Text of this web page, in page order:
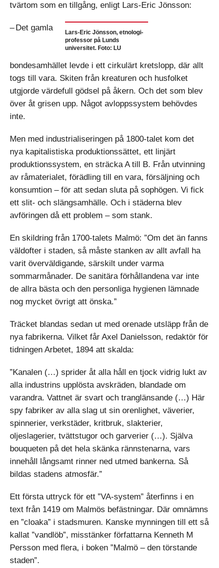
tvärtom som en tillgång, enligt Lars-Eric Jönsson:
Lars-Eric Jönsson, etnologi­
professor på Lunds
universitet. Foto: LU
– Det gamla
bondesamhället levde i ett cirkulärt kretslopp, där allt
togs till vara. Skiten från kreaturen och husfolket
utgjorde värdefull gödsel på åkern. Och det som blev
över åt grisen upp. Något avloppssystem behövdes
inte.
Men med industrialiseringen på 1800-talet kom det
nya kapitalistiska produktionssättet, ett linjärt
produktionssystem, en sträcka A till B. Från utvinning
av råmaterialet, förädling till en vara, försäljning och
konsumtion – för att sedan sluta på sophögen. Vi fick
ett slit- och slängsamhälle. Och i städerna blev
avföringen då ett problem – som stank.
En skildring från 1700-talets Malmö: ”Om det än fanns
väldofter i staden, så måste stanken av allt avfall ha
varit överväldigande, särskilt under varma
sommarmånader. De sanitära förhållandena var inte
de allra bästa och den personliga hygienen lämnade
nog mycket övrigt att önska.”
Träcket blandas sedan ut med orenade utsläpp från de
nya fabrikerna. Vilket får Axel Danielsson, redaktör för
tidningen Arbetet, 1894 att skalda:
”Kanalen (…) sprider åt alla håll en tjock vidrig lukt av
alla industrins upplösta avskräden, blandade om
varandra. Vattnet är svart och tranglänsande (…) Här
spy fabriker av alla slag ut sin orenlighet, väverier,
spinnerier, verkstäder, kritbruk, slakterier,
oljeslagerier, tvättstugor och garverier (…). Själva
bouqueten på det hela skänka rännstenarna, vars
innehåll långsamt rinner ned utmed bankerna. Så
bildas stadens atmosfär.”
Ett första uttryck för ett ”VA-system” återfinns i en
text från 1419 om Malmös befästningar. Där omnämns
en ”cloaka” i stadsmuren. Kanske mynningen till ett så
kallat ”vandlöb”, misstänker författarna Kenneth M
Persson med flera, i boken ”Malmö – den törstande
staden”.